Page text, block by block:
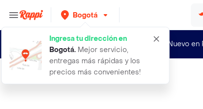
Bogotá
Ingresa tu dirección en
Bogotá. Mejor servicio,
entregas más rápidas y los
precios más convenientes!
¿Nuevo
3 cordilleras rosada